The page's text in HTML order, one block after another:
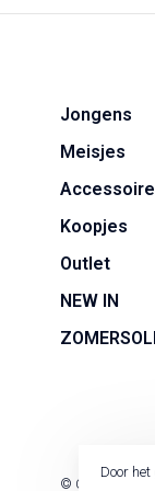
Jongens
Meisjes
Koopjes
Outlet
NEW IN
© Copyright
Door